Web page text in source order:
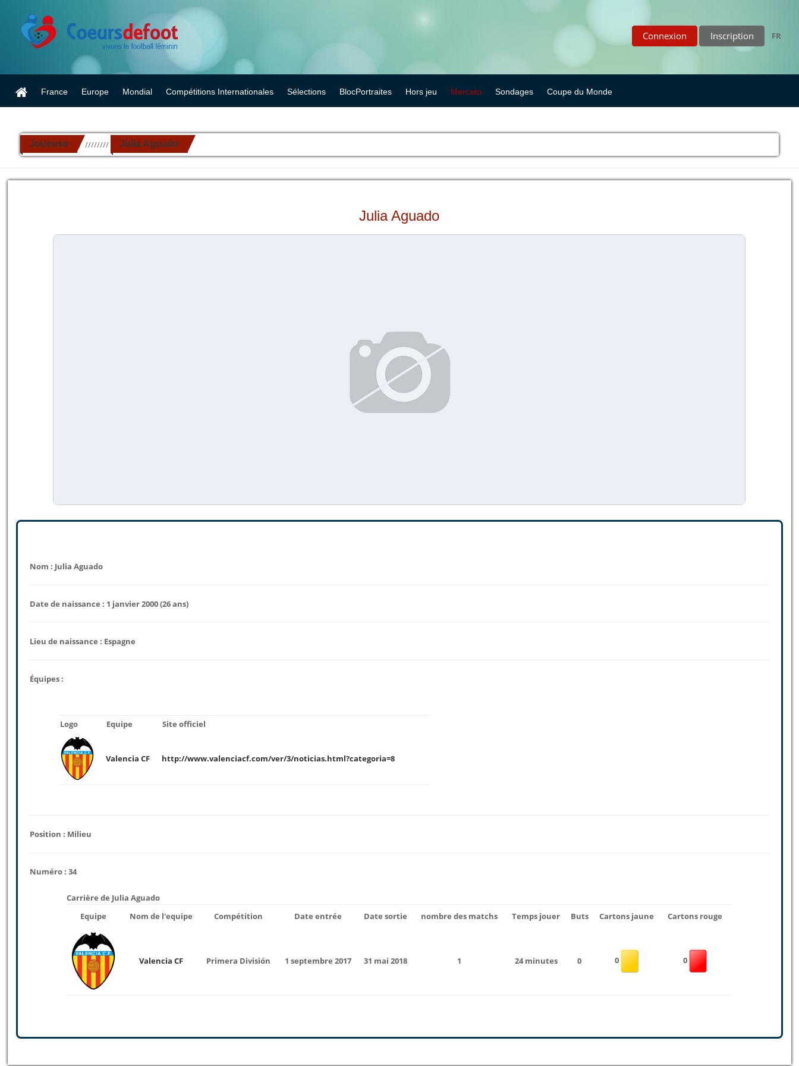
Connexion Inscription FR
France Europe Mondial Compétitions Internationales Sélections BlocPortraites Hors jeu Mercato Sondages Coupe du Monde
Joueuse ////////// Julia Aguado
Julia Aguado
Nom : Julia Aguado
Date de naissance : 1 janvier 2000 (26 ans)
Lieu de naissance : Espagne
Équipes :
Logo Equipe Site officiel
Valencia CF http://www.valenciacf.com/ver/3/noticias.html?categoria=8
Position : Milieu
Numéro : 34
Carrière de Julia Aguado
Equipe
Nom de l'equipe Compétition Date entrée Date sortie nombre des matchs Temps jouer Buts Cartons jaune Cartons rouge
Valencia CF Primera División 1 septembre 2017 31 mai 2018 1 24 minutes 0 0 0